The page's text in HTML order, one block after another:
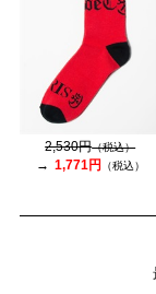
2,530円（税込）
1,771円 （税込）